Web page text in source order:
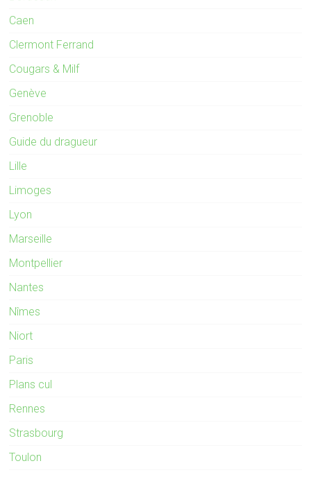
Caen
Clermont Ferrand
Cougars & Milf
Genève
Grenoble
Guide du dragueur
Lille
Limoges
Lyon
Marseille
Montpellier
Nantes
Nîmes
Niort
Paris
Plans cul
Rennes
Strasbourg
Toulon